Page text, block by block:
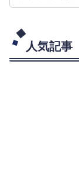
人気記事